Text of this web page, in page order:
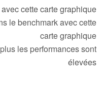
avec cette carte graphique
le benchmark avec cette
carte graphique
les performances sont
élevées